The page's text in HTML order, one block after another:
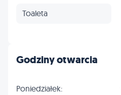
Toaleta
Godziny otwarcia
Poniedziałek: